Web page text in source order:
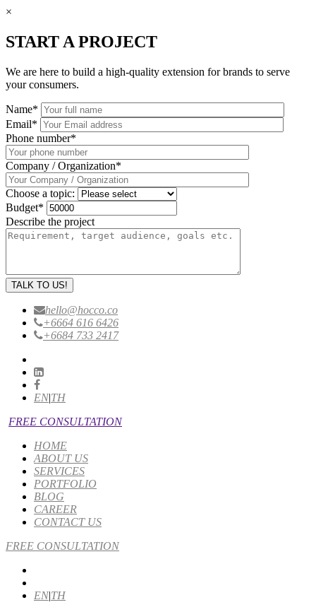
×
START A PROJECT
We are here to build a high-quality extension for brands to serve
your consumers.
Name*
Email*
Phone number*
Company / Organization*
Choose a topic:
Budget*
Describe the project
hello@hocco.co
+6664 616 6426
+6684 733 2417
EN|TH
FREE CONSULTATION
HOME
ABOUT US
SERVICES
PORTFOLIO
BLOG
CAREER
CONTACT US
FREE CONSULTATION
EN|TH